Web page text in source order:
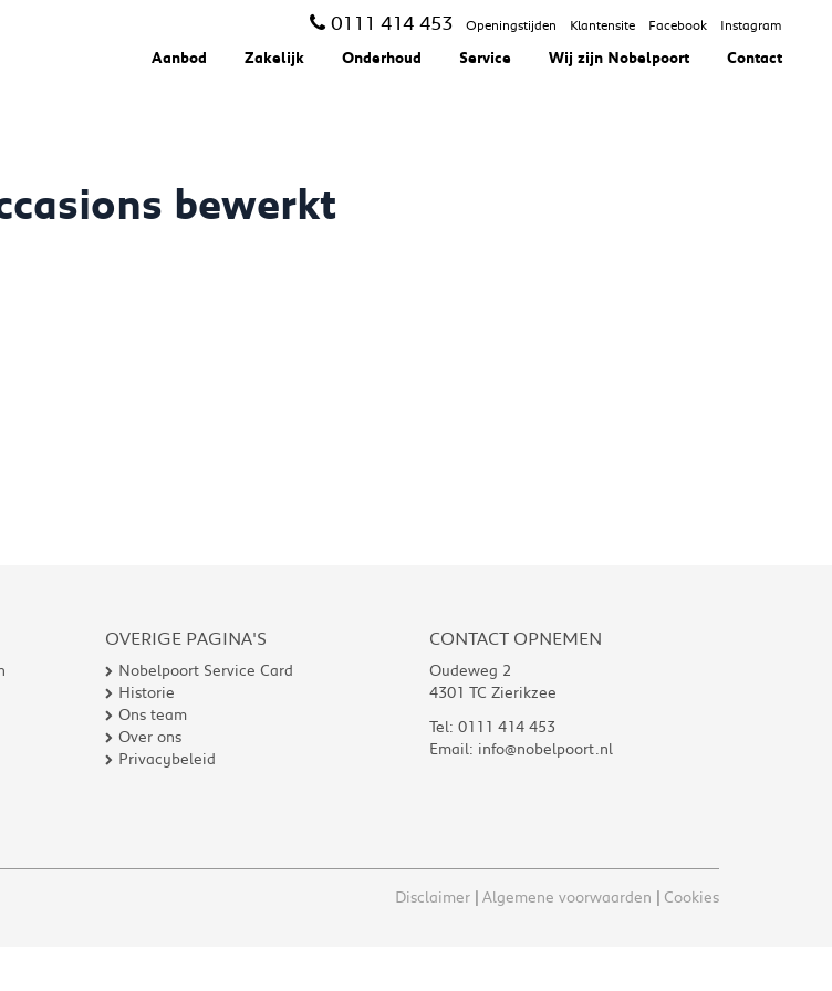
0111 414 453 Openingstijden Klantensite Facebook Instagram
Aanbod Zakelijk Onderhoud Service Wij zijn Nobelpoort Contact
bewerkt
OVERIGE PAGINA'S
Nobelpoort Service Card
Historie
Ons team
Over ons
Privacybeleid
CONTACT OPNEMEN
Oudeweg 2
4301 TC Zierikzee
Tel: 0111 414 453
Email: info@nobelpoort.nl
Disclaimer Algemene voorwaarden Cookies